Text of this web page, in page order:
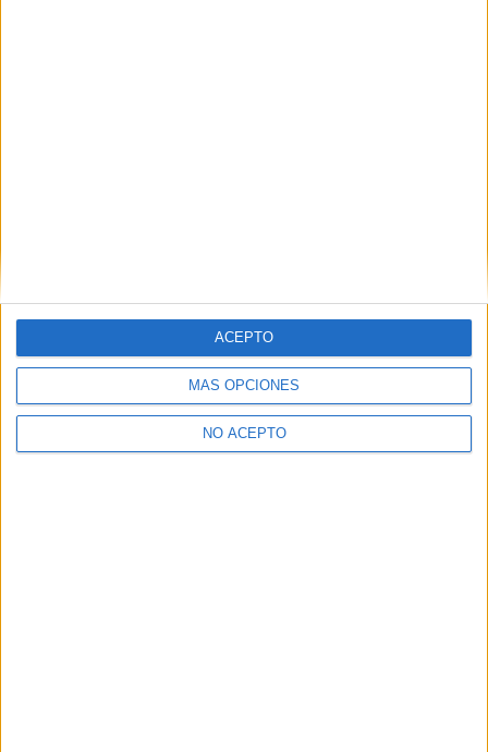
MÁS OPCIONES
NO ACEPTO
ACEPTO
Y como regalo de agradecimiento, por registrarte te daremos
gratis una copia de nuestro ebook con 100 consejos para tu
primer año de universidad